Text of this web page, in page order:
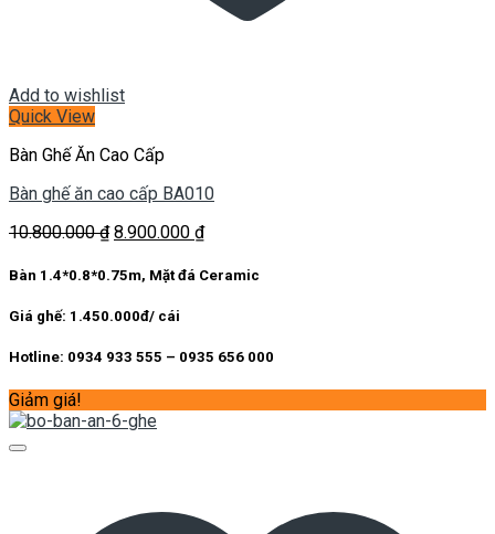
Add to wishlist
Quick View
Bàn Ghế Ăn Cao Cấp
Bàn ghế ăn cao cấp BA010
10.800.000₫ Giá
là:
8.900.000 ₫Giá
tại
Bàn 1.4*0.8*0.75m, Mặt đá Ceramic
Giá ghế: 1.450.000đ/ cái
Hotline: 0934 933 555 – 0935 656 000
Giảm giá!